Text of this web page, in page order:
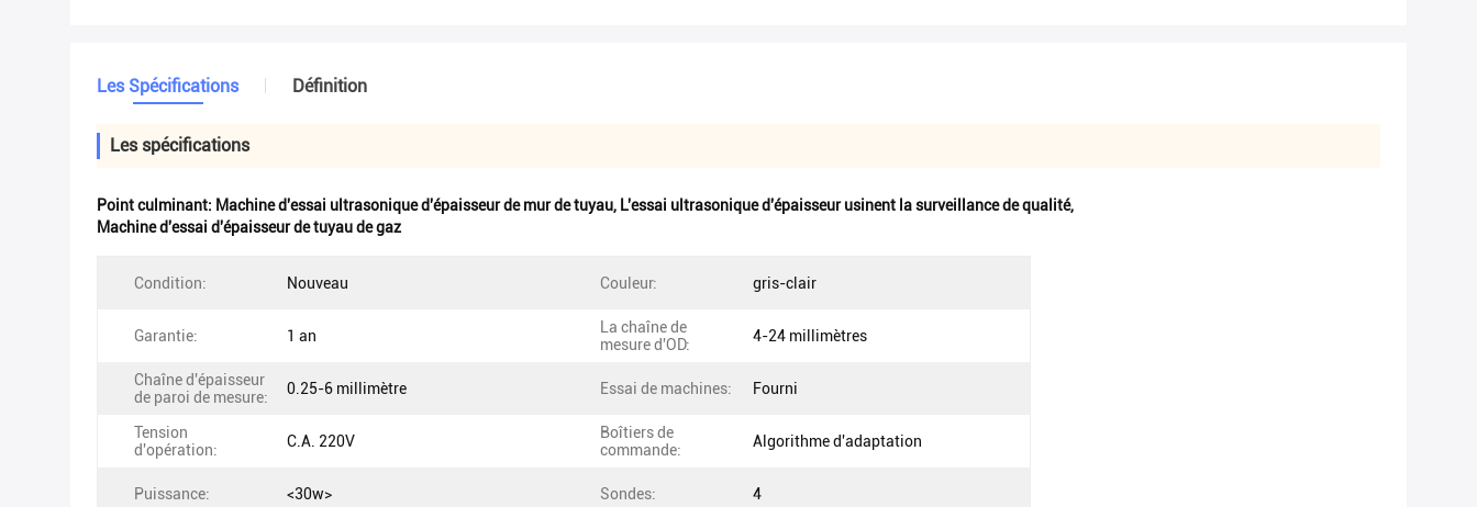
Les Spécifications Définition
Les spécifications
Point culminant: Machine d'essai ultrasonique d'épaisseur de mur de tuyau, L'essai ultrasonique d'épaisseur usinent la surveillance de qualité,
Machine d'essai d'épaisseur de tuyau de gaz
Condition: Nouveau Couleur: gris-clair
Garantie: 1 an
La chaîne de
mesure d'OD:
4-24 millimètres
Chaîne d'épaisseur
de paroi de mesure:
0.25-6 millimètre Essai de machines: Fourni
Tension
d'opération:
C.A. 220V
Boîtiers de
commande:
Algorithme d'adaptation
Puissance: <30w> Sondes: 4